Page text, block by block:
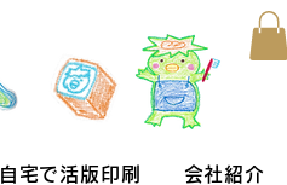
自宅で活版印刷 会社紹介